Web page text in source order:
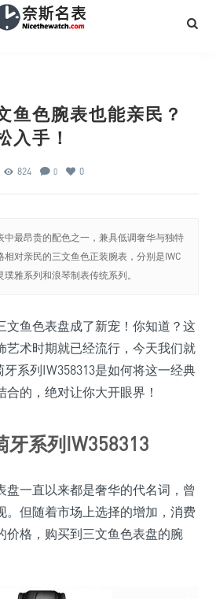
鱼色腕表也能亲民？
入手！
824 0 0
中最昂贵的配色之一，兼具低调奢华与独特
对亲民的三文鱼色正装腕表，分别是IWC
雅系列和浪琴制表传统系列。
文鱼色表盘成了新宠！你知道？这
艺术时期就已经流行，今天我们就
牙系列IW358313是如何将这一经典
的，绝对让你大开眼界！
牙系列IW358313
盘一直以来都是奢华的代名词，曾
。但随着市场上选择的增加，消费
价格，购买到三文鱼色表盘的腕